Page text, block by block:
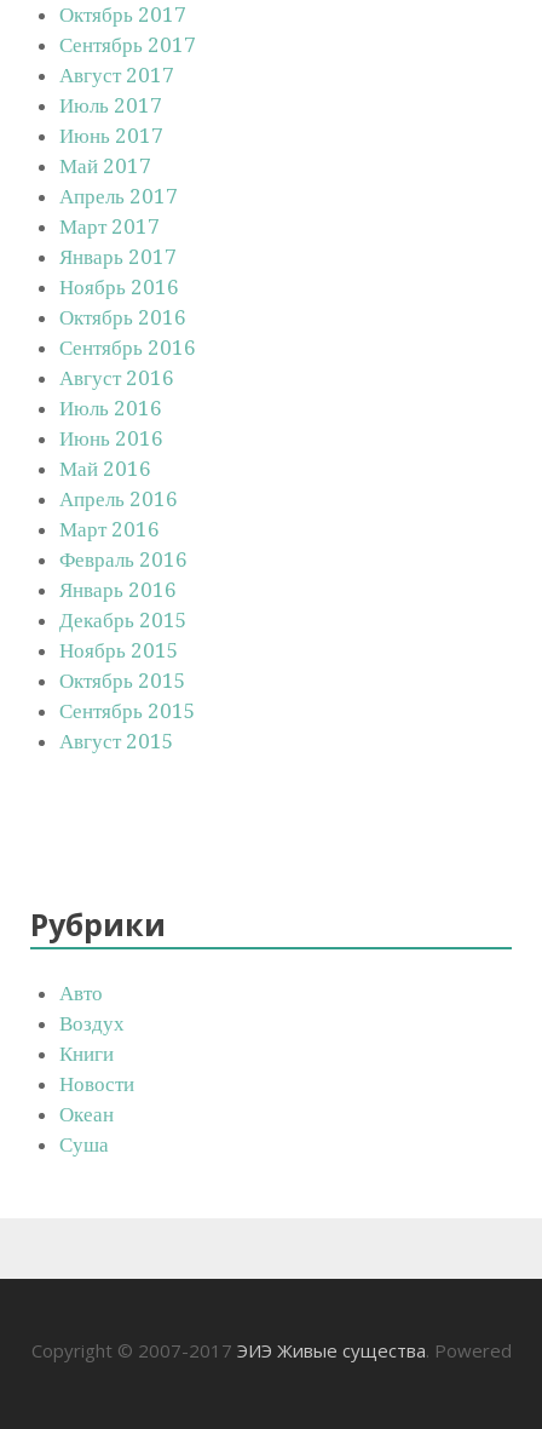
Октябрь 2017
Сентябрь 2017
Август 2017
Июль 2017
Июнь 2017
Май 2017
Апрель 2017
Март 2017
Январь 2017
Ноябрь 2016
Октябрь 2016
Сентябрь 2016
Август 2016
Июль 2016
Июнь 2016
Май 2016
Апрель 2016
Март 2016
Февраль 2016
Январь 2016
Декабрь 2015
Ноябрь 2015
Октябрь 2015
Сентябрь 2015
Август 2015
Рубрики
Авто
Воздух
Книги
Новости
Океан
Суша
Copyright © 2007-2017 ЭИЭ Живые существа. Powered